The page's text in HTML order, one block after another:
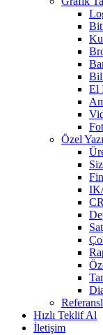
El
Özel
Hızlı Teklif Al
İletişim